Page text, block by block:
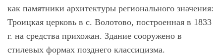
как памятники архитектуры регионального значения:
Троицкая церковь в с. Волотово, построенная в 1833
г. на средства прихожан. Здание сооружено в
стилевых формах позднего классицизма.